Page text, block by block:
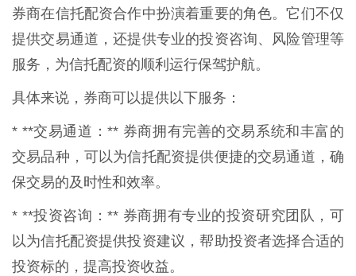
券商在信托配资合作中扮演着重要的角色。它们不仅
提供交易通道，还提供专业的投资咨询、风险管理等
服务，为信托配资的顺利运行保驾护航。
具体来说，券商可以提供以下服务：
* **交易通道：** 券商拥有完善的交易系统和丰富的
交易品种，可以为信托配资提供便捷的交易通道，确
保交易的及时性和效率。
* **投资咨询：** 券商拥有专业的投资研究团队，可
以为信托配资提供投资建议，帮助投资者选择合适的
投资标的，提高投资收益。